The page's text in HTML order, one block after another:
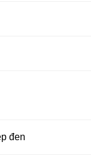
đen